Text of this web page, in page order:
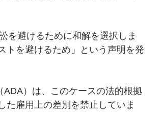
を避けるために和解を選択しま
トを避けるため」という声明を発
）は、このケースの法的根拠
た雇用上の差別を禁止していま